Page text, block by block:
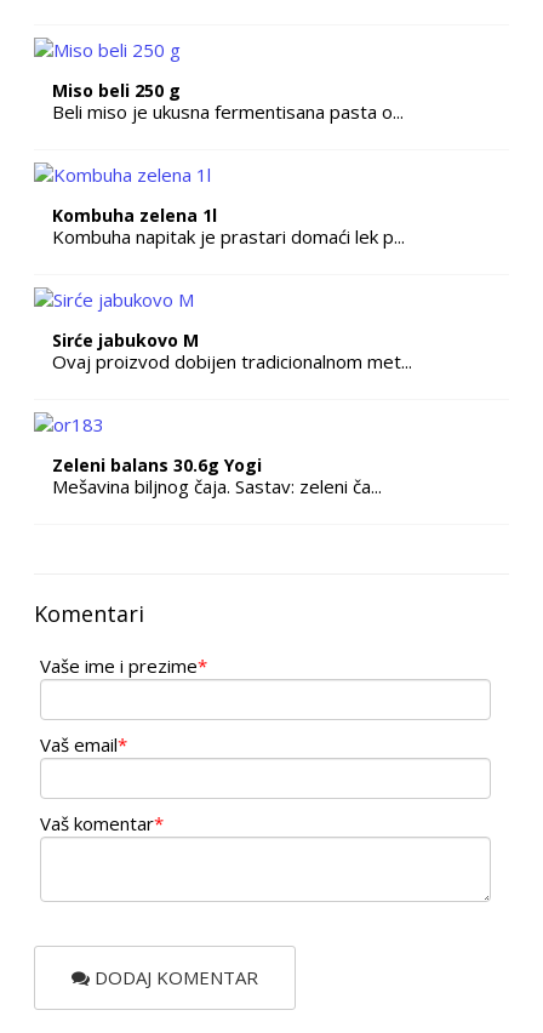
Miso beli 250 g
Beli miso je ukusna fermentisana pasta o...
Kombuha zelena 1l
Kombuha napitak je prastari domaći lek p...
Sirće jabukovo M
Ovaj proizvod dobijen tradicionalnom met...
Zeleni balans 30.6g Yogi
Mešavina biljnog čaja. Sastav: zeleni ča...
Komentari
Vaše ime i prezime*
Vaš email*
Vaš komentar*
DODAJ KOMENTAR